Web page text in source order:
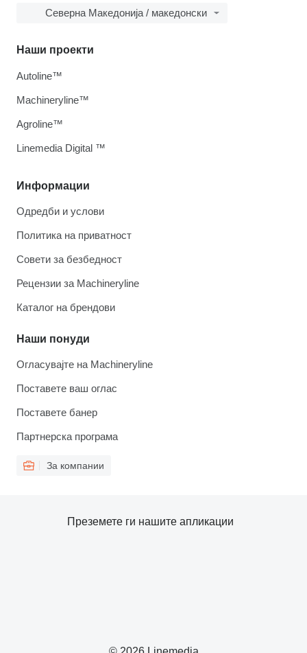
Северна Македонија / македонски
Информации
Одредби и услови
Политика на приватност
Совети за безбедност
Рецензии за Machineryline
Каталог на брендови
Наши понуди
Огласувајте на Machineryline
Поставете ваш оглас
Поставете банер
Партнерска програма
За компании
Наши проекти
Autoline™
Machineryline™
Agroline™
Linemedia Digital ™
Преземете ги нашите апликации